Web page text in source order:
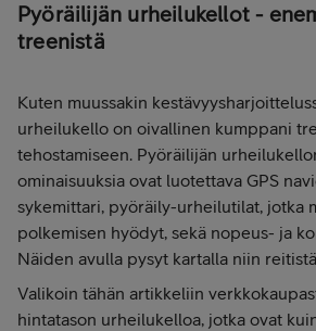
Pyöräilijän urheilukellot -
treenistä
Kuten muussakin
urheilukello on oivallinen kumppani
tehostamiseen. Pyöräilijän
ominaisuuksia ovat luotettava GPS
sykemittari, pyöräily-urheilutilat, jotka
polkemisen hyödyt, sekä nopeus- ja
Näiden avulla pysyt kartalla niin
Valikoin tähän artikkeliin
hintatason urheilukelloa, jotka ovat